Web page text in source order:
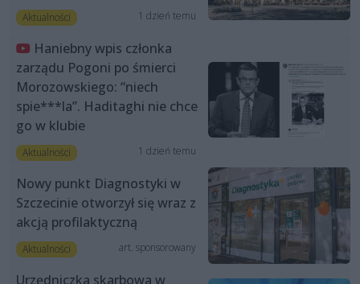
Aktualności 1 dzień temu
Haniebny wpis członka
zarządu Pogoni po śmierci
Morozowskiego: “niech
spie***la”. Haditaghi nie chce
go w klubie
Aktualności 1 dzień temu
Nowy punkt Diagnostyki w
Szczecinie otworzył się wraz z
akcją profilaktyczną
Aktualności art. sponsorowany
Urzędniczka skarbowa w